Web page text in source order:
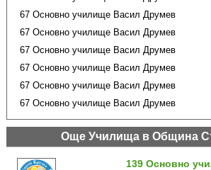
67 Основно училище Васил Друмев
67 Основно училище Васил Друмев
67 Основно училище Васил Друмев
67 Основно училище Васил Друмев
67 Основно училище Васил Друмев
67 Основно училище Васил Друмев
Още Училища в Община
139 Основно